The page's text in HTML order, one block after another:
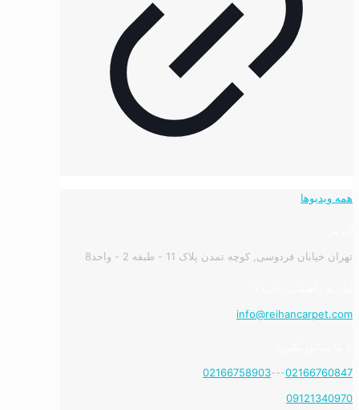
همه ویدیوها
تهران خیابان فردوسی, کوچه تمدن پلاک 11 - طبقه 2 - واحد8
info@reihancarpet.com
02166760847
---
02166758903
09121340970